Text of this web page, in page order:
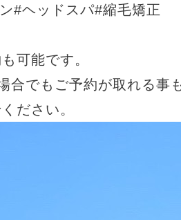
#ヘッドスパ#縮毛矯正
可能です。
合でもご予約が取れる事
ださい。